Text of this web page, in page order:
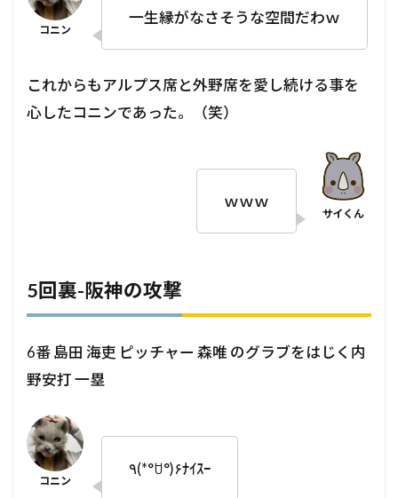
一生縁がなさそうな空間だわｗ
これからもアルプス席と外野席を愛し続ける事を
心したコニンであった。（笑）
ｗｗｗ
5回裏-阪神の攻撃
6番 島田 海吏 ピッチャー 森唯 のグラブをはじく内
野安打 一塁
٩(*°ꇴ °)۶ﾅｲｽｰ